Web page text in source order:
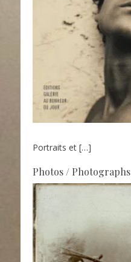
Portraits et […]
Photos / Photographs